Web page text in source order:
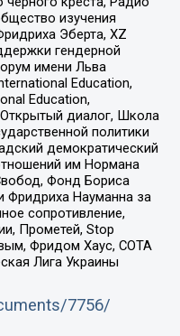
изучения
Эберта, XZ
гендерной
имени Льва
Education,
Education,
диалог, Школа
политики
демократический
им Нормана
Фонд Бориса
Науманна за
сопротивление,
Прометей, Stop
Фридом Хаус, СОТА
Лига Украины
7756/